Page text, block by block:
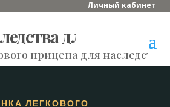
Личный кабинет
для нотариуса
прицепа для
ЛЕГКОВОГО